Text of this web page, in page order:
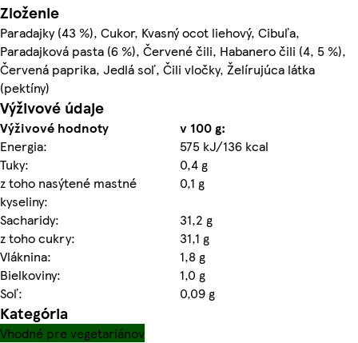
Zloženie
Paradajky (43 %), Cukor, Kvasný ocot liehový, Cibuľa,
Paradajková pasta (6 %), Červené čili, Habanero čili (4, 5 %),
Červená paprika, Jedlá soľ, Čili vločky, Želírujúca látka
(pektíny)
Výživové údaje
Výživové hodnoty
v 100 g:
Energia:
575 kJ/136 kcal
Tuky:
0,4 g
z toho nasýtené mastné
kyseliny:
0,1 g
Sacharidy:
31,2 g
z toho cukry:
31,1 g
Vláknina:
1,8 g
Bielkoviny:
1,0 g
Soľ:
0,09 g
Kategória
Vhodné pre vegetariánov